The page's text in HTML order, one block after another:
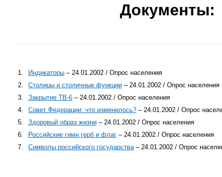
Документы:
1. Индикаторы – 24.01.2002 / Опрос населения
2.
Столицы и столичные функции – 24.01.2002 / Опрос населения
3.
Закрытие ТВ-6 – 24.01.2002 / Опрос населения
4.
Совет Федерации: что изменилось? – 24.01.2002 / Опрос
5.
Здоровый образ жизни – 24.01.2002 / Опрос населения
6.
Российские гимн,герб и флаг – 24.01.2002 / Опрос населения
7.
Символы российского государства – 24.01.2002 / Опрос